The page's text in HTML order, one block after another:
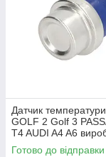
Датчик
GOLF 2 Golf 3
T4 AUDI A4 A6
Topran Німеччина
Готово до відправки